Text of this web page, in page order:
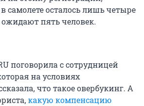
самолете осталось лишь четыре
пять человек.
поговорила с сотрудницей
на условиях
что такое овербукинг. А
какую компенсацию